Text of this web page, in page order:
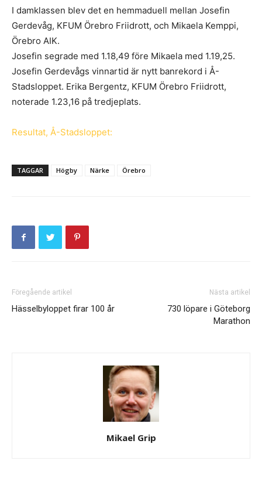
I damklassen blev det en hemmaduell mellan Josefin
Gerdevåg, KFUM Örebro Friidrott, och Mikaela Kemppi,
Örebro AIK.
Josefin segrade med 1.18,49 före Mikaela med 1.19,25.
Josefin Gerdevågs vinnartid är nytt banrekord i Å-
Stadsloppet. Erika Bergentz, KFUM Örebro Friidrott,
noterade 1.23,16 på tredjeplats.
Resultat, Å-Stadsloppet:
TAGGAR Högby Närke Örebro
Föregående artikel
Hässelbyloppet firar 100 år
Nästa artikel
730 löpare i Göteborg
Marathon
Mikael Grip